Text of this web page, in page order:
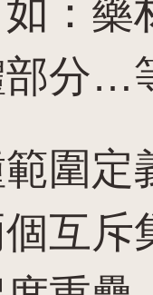
：藥
部分…
圍定
互斥